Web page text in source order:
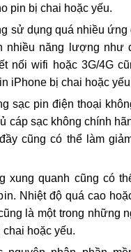
pin bị chai hoặc yếu.
sử dụng quá nhiều ứng
nhiều năng lượng như
nối wifi hoặc 3G/4G
iPhone bị chai hoặc
sạc pin điện thoại
cáp sạc không chính
cũng có thể làm
xung quanh cũng có
Nhiệt độ quá cao
là một trong những
hoặc yếu.